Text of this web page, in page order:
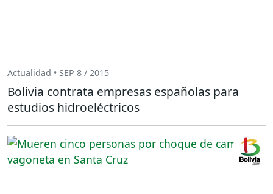
Actualidad • SEP 8 / 2015
Bolivia contrata empresas españolas para
estudios hidroeléctricos